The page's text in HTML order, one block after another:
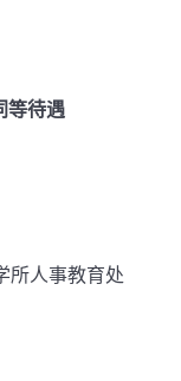
等待遇
所人事教育处